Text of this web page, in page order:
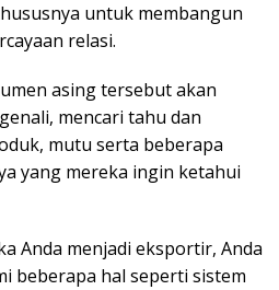
untuk membangun
relasi.
asing tersebut akan
mencari tahu dan
mutu serta beberapa
yang mereka ingin ketahui
Anda menjadi eksportir, Anda
beberapa hal seperti sistem